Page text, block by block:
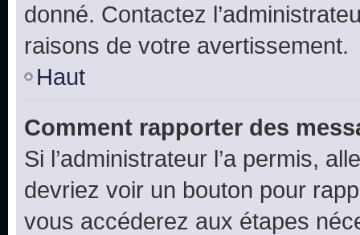
donné. Contactez
raisons de votre avertissement.
Haut
Comment rapporter des
Si l’administrateur l’a permis,
devriez voir un bouton pour
vous accéderez aux étapes